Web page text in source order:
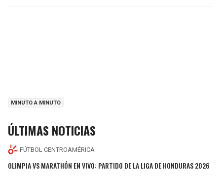
MINUTO A MINUTO
ÚLTIMAS NOTICIAS
FÚTBOL CENTROAMÉRICA
OLIMPIA VS MARATHÓN EN VIVO: PARTIDO DE LA LIGA DE HONDURAS 2026